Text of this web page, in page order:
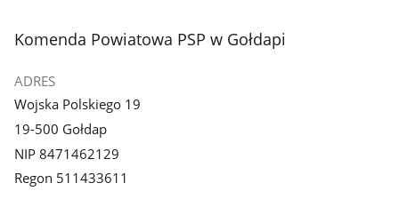
galerii.
galerii.
stopka
Komenda Powiatowa PSP w Gołdapi
ADRES
Wojska Polskiego 19
19-500 Gołdap
NIP 8471462129
Regon 511433611